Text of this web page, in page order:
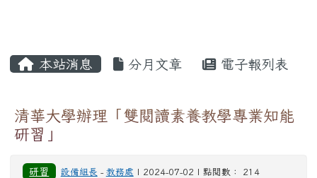
本站消息 分月文章 電子報列表
清華大學辦理「雙閱讀素養教學專業知能
研習」
研習 設備組長 - 教務處 | 2024-07-02 | 點閱數： 214